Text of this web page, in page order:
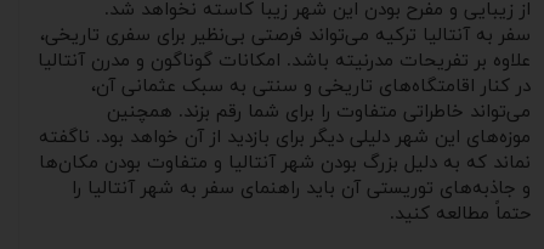
از زیبایی و مفرح بودن این شهر زیبا کاسته نخواهد شد.
سفر به آنتالیا ترکیه می‌تواند فرصتی بی‌نظیر برای سفری تاریخی،
علاوه بر تفریحات مدرنیته باشد. امکانات گوناگون و مدرن آنتالیا
در کنار اقامتگاه‌های تاریخی و سنتی به سبک عثمانی آن،
می‌تواند خاطراتی متفاوت را برای شما رقم بزند. همچنین
موزه‌های این شهر دلیلی دیگر برای بازدید از آن خواهد بود. ناگفته
نماند که به دلیل بزرگ بودن شهر آنتالیا و متفاوت بودن مکان‌ها
و جاذبه‌های توریستی آن باید راهنمای سفر به شهر آنتالیا را
حتماً مطالعه کنید.